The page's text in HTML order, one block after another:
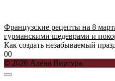
Французские рецепты на 8
гурманскими шедеврами и
Как создать незабываемый
00
© 2026 Алёна Виртура